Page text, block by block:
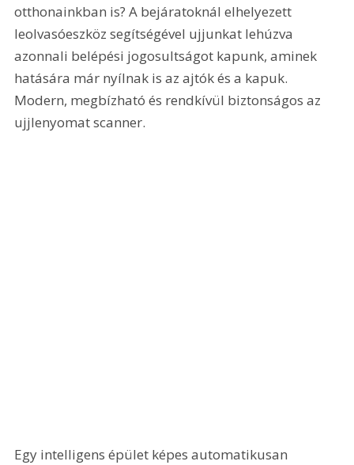
otthonainkban is? A bejáratoknál elhelyezett
leolvasóeszköz segítségével ujjunkat lehúzva
azonnali belépési jogosultságot kapunk, aminek
hatására már nyílnak is az ajtók és a kapuk.
Modern, megbízható és rendkívül biztonságos az
ujjlenyomat scanner.
Egy intelligens épület képes automatikusan